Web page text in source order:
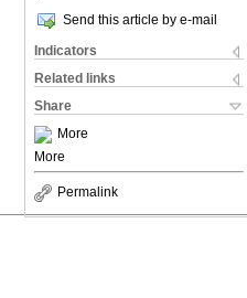
Send this article by e-mail
Indicators
Related links
Share
More
More
Permalink